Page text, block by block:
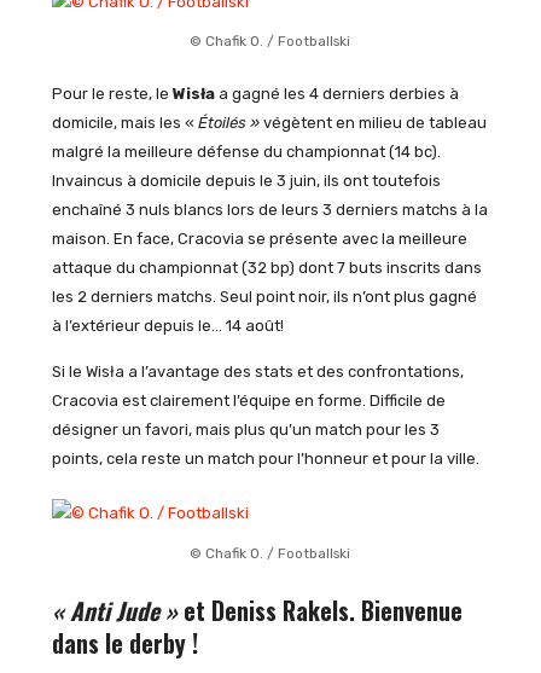
© Chafik O. / Footballski
Pour le reste, le Wisłaa gagné les 4 derniers derbies à
domicile, mais les « Étoilés »végètent en milieu de tableau
malgré la meilleure défense du championnat (14 bc).
Invaincus à domicile depuis le 3 juin, ils ont toutefois
enchaîné 3 nuls blancs lors de leurs 3 derniers matchs à la
maison. En face, Cracovia se présente avec la meilleure
attaque du championnat (32 bp) dont 7 buts inscrits dans
les 2 derniers matchs. Seul point noir, ils n’ont plus gagné
à l’extérieur depuis le… 14 août!
Si le Wisła a l’avantage des stats et des confrontations,
Cracovia est clairement l’équipe en forme. Difficile de
désigner un favori, mais plus qu’un match pour les 3
points, cela reste un match pour l’honneur et pour la ville.
© Chafik O. / Footballski
« Anti Jude »et Deniss Rakels. Bienvenue
dans le derby !